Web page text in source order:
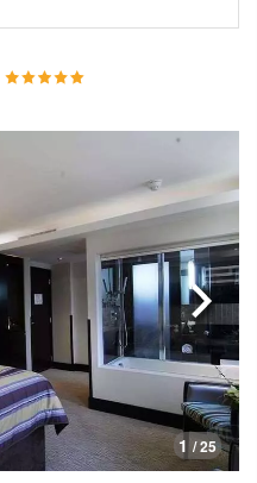
1 / 25
下一